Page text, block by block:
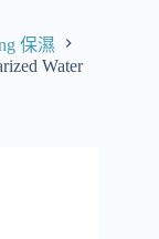
保濕
Water